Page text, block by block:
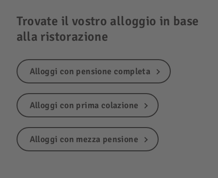
Trovate il vostro alloggio in base
alla ristorazione
Alloggi con pensione completa
Alloggi con prima colazione
Alloggi con mezza pensione